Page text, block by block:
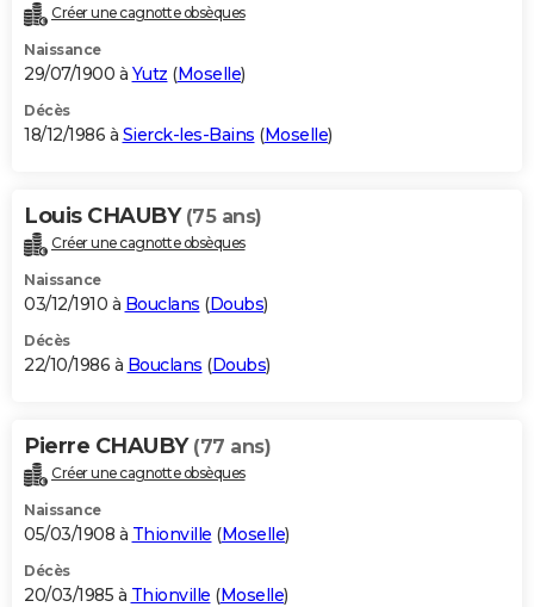
Créer une cagnotte obsèques
Naissance
29/07/1900 à Yutz (Moselle)
Décès
18/12/1986 à Sierck-les-Bains (Moselle)
Louis CHAUBY (75 ans)
Créer une cagnotte obsèques
Naissance
03/12/1910 à Bouclans (Doubs)
Décès
22/10/1986 à Bouclans (Doubs)
Pierre CHAUBY (77 ans)
Créer une cagnotte obsèques
Naissance
05/03/1908 à Thionville (Moselle)
Décès
20/03/1985 à Thionville (Moselle)